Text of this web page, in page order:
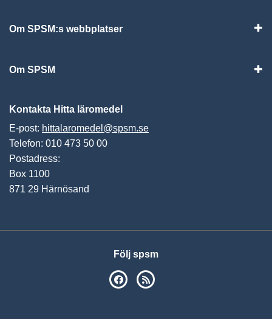
Om SPSM:s webbplatser
Om SPSM
Kontakta Hitta läromedel
E-post: hittalaromedel@spsm.se
Telefon: 010 473 50 00
Postadress:
Box 1100
871 29 Härnösand
Följ spsm
SPSM på Facebook